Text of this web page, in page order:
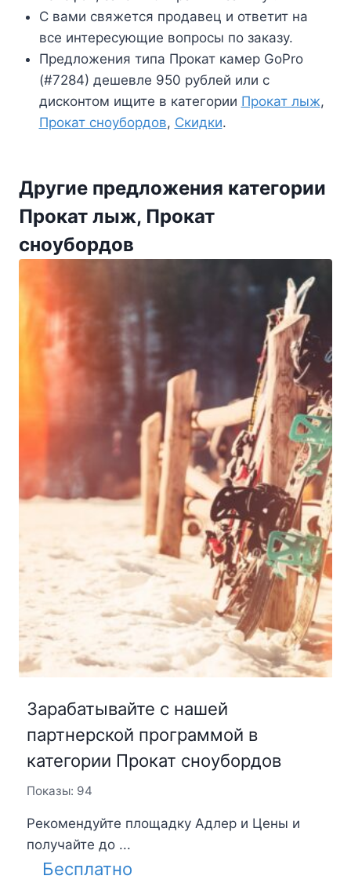
С вами свяжется продавец и ответит на
все интересующие вопросы по заказу.
Предложения типа Прокат камер GoPro
(#7284) дешевле 950 рублей или с
дисконтом ищите в категории Прокат лыж,
Прокат сноубордов, Скидки.
Другие предложения категории
Прокат лыж, Прокат
сноубордов
Зарабатывайте с нашей
партнерской программой в
категории Прокат сноубордов
Показы: 94
Рекомендуйте площадку Адлер и Цены и
получайте до ...
Бесплатно